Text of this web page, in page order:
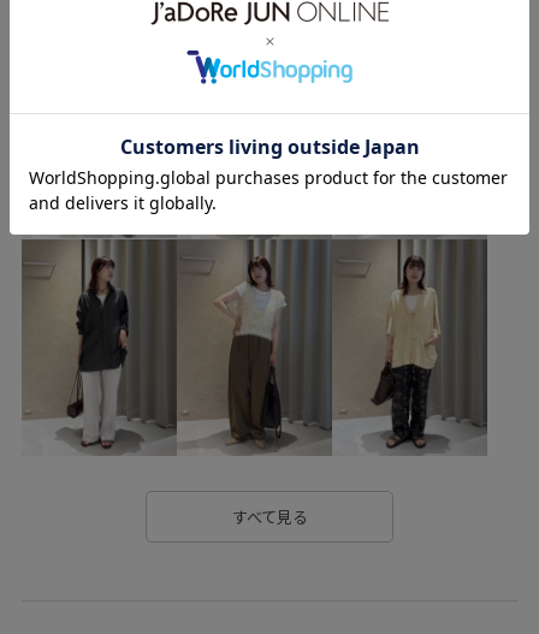
ジャンパースカート バッグ
SBX56710 SHE35220
26SS_salon_BAGSHOSE 26SS_salon_BAG_SHOSE
2WAYで使える salon_onepiece_pikup
お気に入り登録急増中
ウォーム感 エコファー エレガント オープンカラー
カジュアル カジュアルすぎない コットン
コットン糸 シャープ シワになりにくい
シンプル スッキリ スッキリ見え
ストラップ ストール スラックス スリット
ドライ
ノースリーブ パンツ ブルゾン
すべて見る